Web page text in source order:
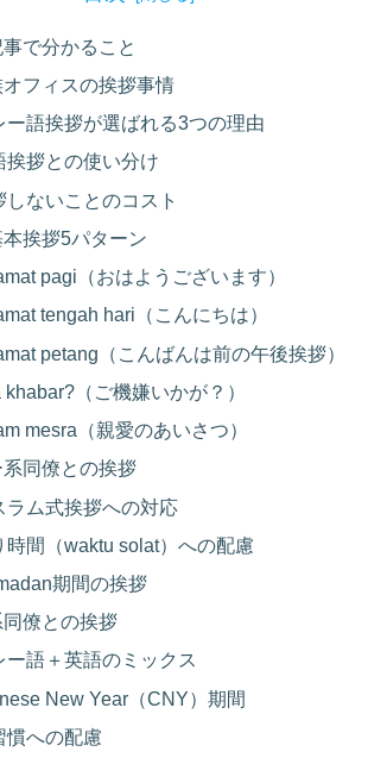
で分かること
フィスの挨拶事情
ー語挨拶が選ばれる3つの理由
挨拶との使い分け
しないことのコスト
挨拶5パターン
pagi（おはようございます）
tengah hari（こんにちは）
petang（こんばんは前の午後挨拶）
khabar?（ご機嫌いかが？）
mesra（親愛のあいさつ）
同僚との挨拶
ラム式挨拶への対応
時間（waktu solat）への配慮
期間の挨拶
僚との挨拶
ー語＋英語のミックス
New Year（CNY）期間
慣への配慮